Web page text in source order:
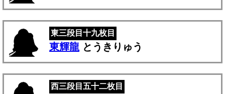
東三段目十九枚目
東輝龍 とうきりゅう
西三段目五十二枚目